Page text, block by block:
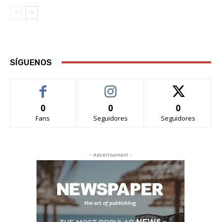
SÍGUENOS
0
Fans
0
Seguidores
0
Seguidores
- Advertisement -